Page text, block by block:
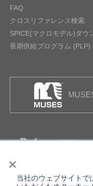
×
当社のウェブサイト
FAQ
クロスリファレンス検索
SPICE(マクロモデル)ダウ
長期供給プログラム (PLP)
個人情報保護について